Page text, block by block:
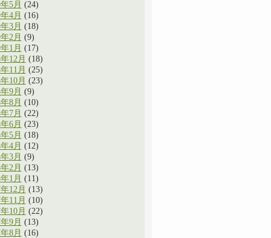
5月 (24)
4月 (16)
3月 (18)
2月 (9)
1月 (17)
12月 (18)
11月 (25)
10月 (23)
9月 (9)
8月 (10)
7月 (22)
6月 (23)
5月 (18)
4月 (12)
3月 (9)
2月 (13)
1月 (11)
12月 (13)
11月 (10)
10月 (22)
9月 (13)
8月 (16)